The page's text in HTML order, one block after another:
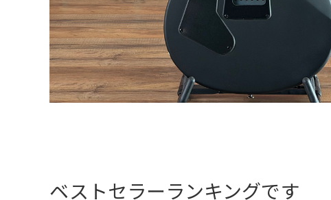
ベストセラーランキングです